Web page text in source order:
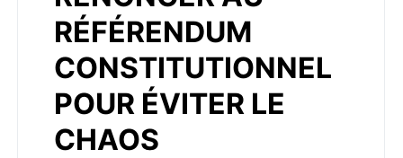
RÉFÉRENDUM
CONSTITUTIONNEL
POUR ÉVITER LE
CHAOS